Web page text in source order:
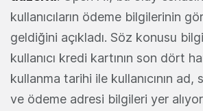
kullanıcıların ödeme bilgilerinin
geldiğini açıkladı. Söz konusu
kullanıcı kredi kartının son dört
kullanma tarihi ile kullanıcının
ve ödeme adresi bilgileri yer